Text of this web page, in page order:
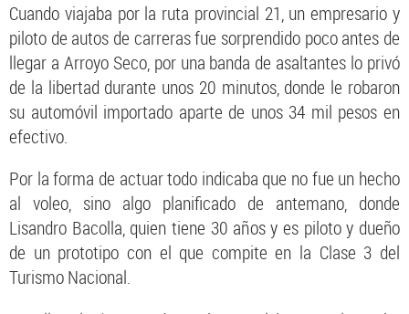
Cuando viajaba por la ruta provincial 21, un empresario y
piloto de autos de carreras fue sorprendido poco antes de
llegar a Arroyo Seco, por una banda de asaltantes lo privó
de la libertad durante unos 20 minutos, donde le robaron
su automóvil importado aparte de unos 34 mil pesos en
efectivo.
Por la forma de actuar todo indicaba que no fue un hecho
al voleo, sino algo planificado de antemano, donde
Lisandro Bacolla, quien tiene 30 años y es piloto y dueño
de un prototipo con el que compite en la Clase 3 del
Turismo Nacional.